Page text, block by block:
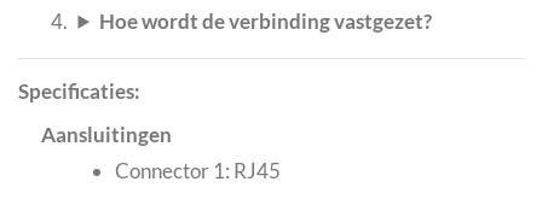
Hoe wordt de verbinding vastgezet?
Specificaties:
Aansluitingen
Connector 1: RJ45